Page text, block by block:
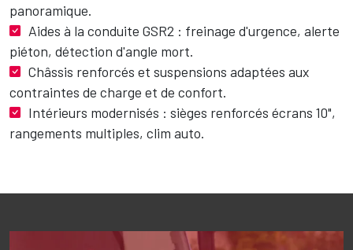
panoramique.
Aides à la conduite GSR2 : freinage d'urgence, alerte
piéton, détection d'angle mort.
Châssis renforcés et suspensions adaptées aux
contraintes de charge et de confort.
Intérieurs modernisés : sièges renforcés écrans 10",
rangements multiples, clim auto.